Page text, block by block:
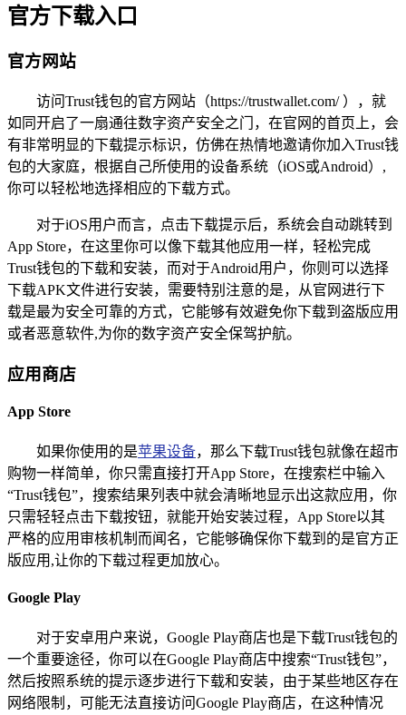
官方下载入口
官方网站
访问Trust钱包的官方网站（https://trustwallet.com/ ），就
如同开启了一扇通往数字资产安全之门，在官网的首页上，会
有非常明显的下载提示标识，仿佛在热情地邀请你加入Trust钱
包的大家庭，根据自己所使用的设备系统（iOS或Android）,
你可以轻松地选择相应的下载方式。
对于iOS用户而言，点击下载提示后，系统会自动跳转到
App Store，在这里你可以像下载其他应用一样，轻松完成
Trust钱包的下载和安装，而对于Android用户，你则可以选择
下载APK文件进行安装，需要特别注意的是，从官网进行下
载是最为安全可靠的方式，它能够有效避免你下载到盗版应用
或者恶意软件,为你的数字资产安全保驾护航。
应用商店
App Store
如果你使用的是苹果设备，那么下载Trust钱包就像在超市
购物一样简单，你只需直接打开App Store，在搜索栏中输入
“Trust钱包”，搜索结果列表中就会清晰地显示出这款应用，你
只需轻轻点击下载按钮，就能开始安装过程，App Store以其
严格的应用审核机制而闻名，它能够确保你下载到的是官方正
版应用,让你的下载过程更加放心。
Google Play
对于安卓用户来说，Google Play商店也是下载Trust钱包的
一个重要途径，你可以在Google Play商店中搜索“Trust钱包”，
然后按照系统的提示逐步进行下载和安装，由于某些地区存在
网络限制，可能无法直接访问Google Play商店，在这种情况